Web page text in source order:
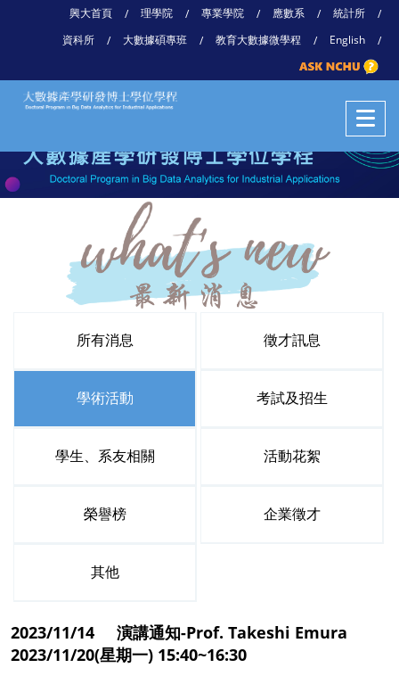
興大首頁 / 理學院 / 專業學院 / 應數系 / 統計所
/
資科所
/ 大數據碩專班 / 教育大數據微學程 / English /
所有消息 徵才訊息
學術活動 考試及招生
學生、系友相關 活動花絮
榮譽榜 企業徵才
其他
2023/11/14 演講通知-Prof. Takeshi Emura
2023/11/20(星期一) 15:40~16:30